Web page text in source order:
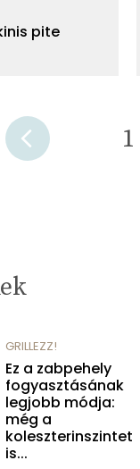
pite
1
GRILLEZZ!
Ez a zabpehely
fogyasztásának
legjobb módja:
még a
koleszterinszintet
is...